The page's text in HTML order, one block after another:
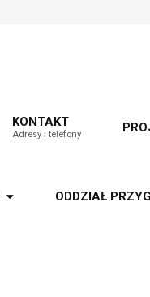
KONTAKT
Adresy i telefony
ODDZIAŁ